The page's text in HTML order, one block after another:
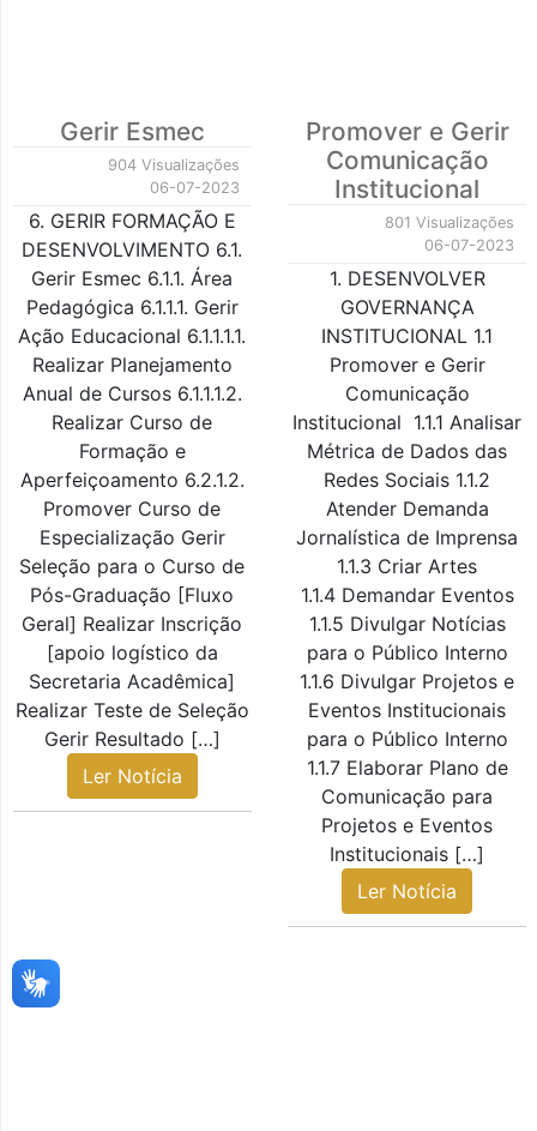
Gerir Esmec
904 Visualizações
06-07-2023
6. GERIR FORMAÇÃO E
DESENVOLVIMENTO 6.1.
Gerir Esmec 6.1.1. Área
Pedagógica 6.1.1.1. Gerir
Ação Educacional 6.1.1.1.1.
Realizar Planejamento
Anual de Cursos 6.1.1.1.2.
Realizar Curso de
Formação e
Aperfeiçoamento 6.2.1.2.
Promover Curso de
Especialização Gerir
Seleção para o Curso de
Pós-Graduação [Fluxo
Geral] Realizar Inscrição
[apoio logístico da
Secretaria Acadêmica]
Realizar Teste de Seleção
Gerir Resultado […]
Ler Notícia
Promover e Gerir
Comunicação
Institucional
801 Visualizações
06-07-2023
1. DESENVOLVER
GOVERNANÇA
INSTITUCIONAL 1.1
Promover e Gerir
Comunicação
Institucional 1.1.1 Analisar
Métrica de Dados das
Redes Sociais 1.1.2
Atender Demanda
Jornalística de Imprensa
1.1.3 Criar Artes
1.1.4 Demandar Eventos
1.1.5 Divulgar Notícias
para o Público Interno
1.1.6 Divulgar Projetos e
Eventos Institucionais
para o Público Interno
1.1.7 Elaborar Plano de
Comunicação para
Projetos e Eventos
Institucionais […]
Ler Notícia